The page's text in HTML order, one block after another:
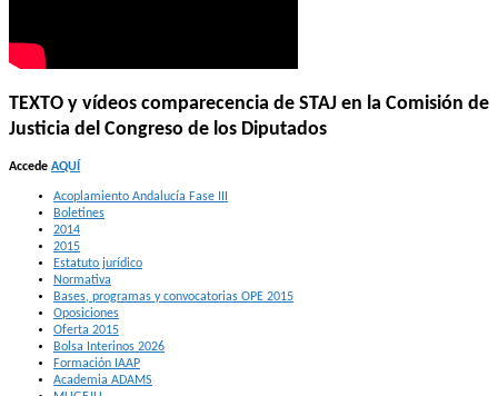
TEXTO y vídeos comparecencia de STAJ en la Comisión de
Justicia del Congreso de los Diputados
Accede AQUÍ
Acoplamiento Andalucía Fase III
Boletines
2014
2015
Estatuto jurídico
Normativa
Bases, programas y convocatorias OPE 2015
Oposiciones
Oferta 2015
Bolsa Interinos 2026
Formación IAAP
Academia ADAMS